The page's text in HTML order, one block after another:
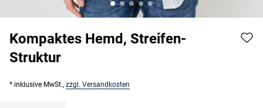
Kompaktes Hemd, Streifen-
Struktur
* inklusive MwSt., zzgl. Versandkosten